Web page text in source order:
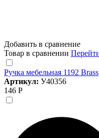
Добавить в сравнение
Товар в сравнении
Ручка мебельная 1192 Brass
Артикул: У40356
146 Р